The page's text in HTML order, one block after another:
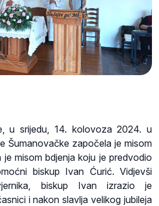
u srijedu, 14. kolovoza 2024. u
Šumanovačke započela je misom
misom bdjenja koju je predvodio
biskup Ivan Ćurić. Vidjevši
biskup Ivan izrazio je
i nakon slavlja velikog jubileja